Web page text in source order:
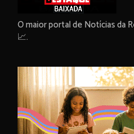
O maior portal de Notícias da
📈.